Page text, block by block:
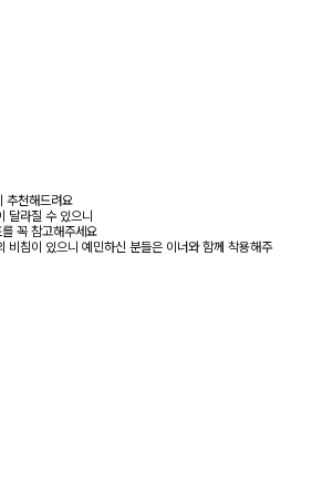
추천해드려요
달라질 수 있으니
꼭 참고해주세요
비침이 있으니 예민하신 분들은 이너와 함께 착용해주